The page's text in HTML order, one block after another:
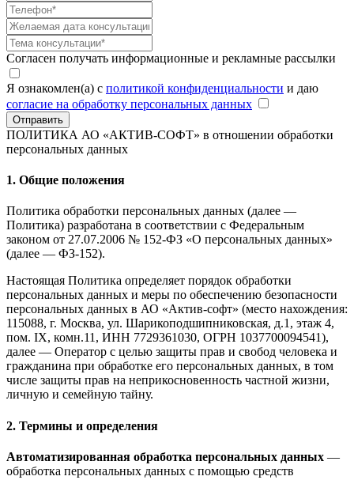
Согласен получать информационные и рекламные рассылки
Я ознакомлен(а) с политикой конфиденциальности и даю
согласие на обработку персональных данных
Отправить
ПОЛИТИКА АО «АКТИВ-СОФТ» в отношении обработки
персональных данных
1. Общие положения
Политика обработки персональных данных (далее —
Политика) разработана в соответствии с Федеральным
законом от 27.07.2006 № 152-ФЗ «О персональных данных»
(далее — ФЗ-152).
Настоящая Политика определяет порядок обработки
персональных данных и меры по обеспечению безопасности
персональных данных в АО «Актив-софт» (место нахождения:
115088, г. Москва, ул. Шарикоподшипниковская, д.1, этаж 4,
пом. IX, комн.11, ИНН 7729361030, ОГРН 1037700094541),
далее — Оператор с целью защиты прав и свобод человека и
гражданина при обработке его персональных данных, в том
числе защиты прав на неприкосновенность частной жизни,
личную и семейную тайну.
2. Термины и определения
Автоматизированная обработка персональных данных —
обработка персональных данных с помощью средств